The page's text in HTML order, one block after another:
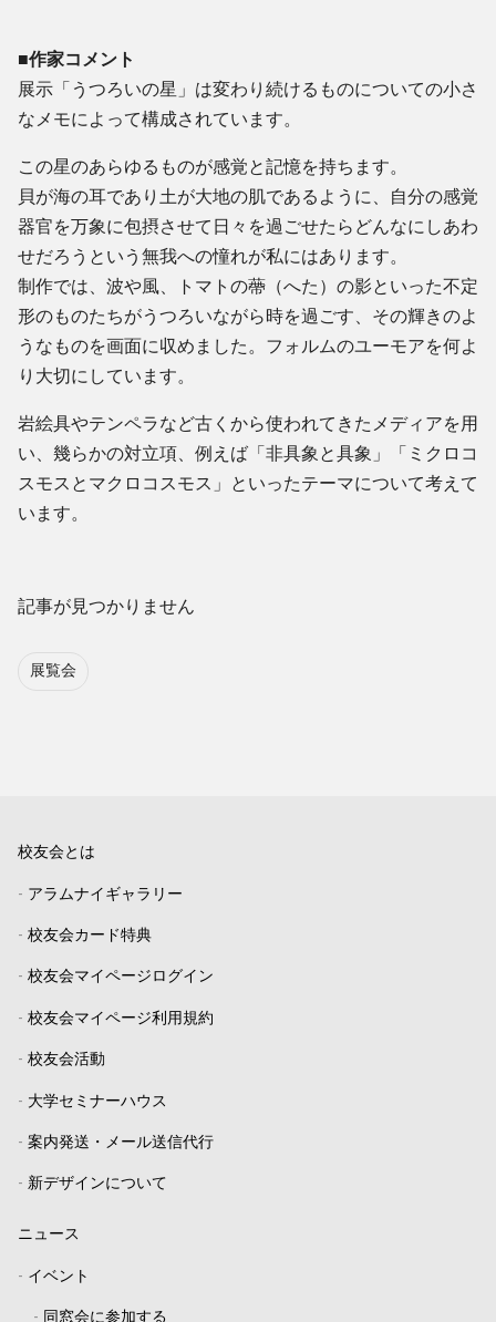
■作家コメント
展示「うつろいの星」は変わり続けるものについての小さ
なメモによって構成されています。
この星のあらゆるものが感覚と記憶を持ちます。
貝が海の耳であり土が大地の肌であるように、自分の感覚
器官を万象に包摂させて日々を過ごせたらどんなにしあわ
せだろうという無我への憧れが私にはあります。
制作では、波や風、トマトの蔕（へた）の影といった不定
形のものたちがうつろいながら時を過ごす、その輝きのよ
うなものを画面に収めました。フォルムのユーモアを何よ
り大切にしています。
岩絵具やテンペラなど古くから使われてきたメディアを用
い、幾らかの対立項、例えば「非具象と具象」「ミクロコ
スモスとマクロコスモス」といったテーマについて考えて
います。
記事が見つかりません
展覧会
校友会とは
- アラムナイギャラリー
- 校友会カード特典
- 校友会マイページログイン
- 校友会マイページ利用規約
- 校友会活動
- 大学セミナーハウス
- 案内発送・メール送信代行
- 新デザインについて
ニュース
- イベント